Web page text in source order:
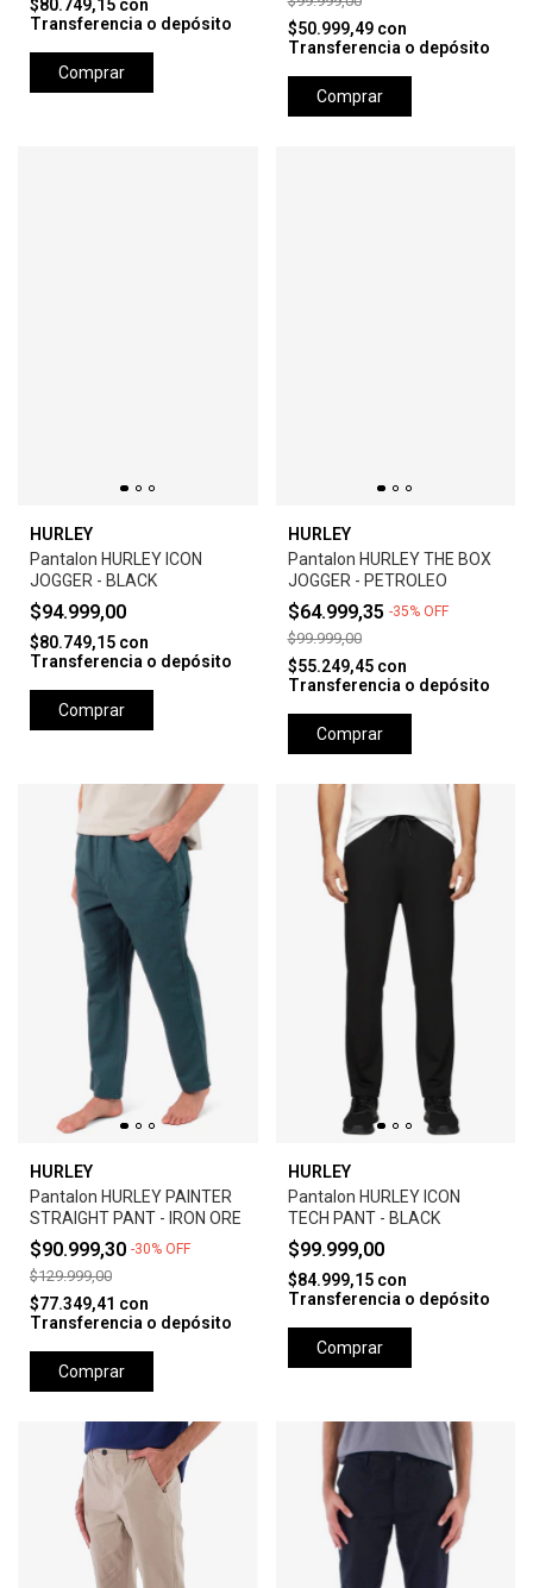
$80.749,15 con
Transferencia o depósito
Comprar
$50.999,49 con
Transferencia o depósito
Comprar
HURLEY
Pantalon HURLEY ICON
JOGGER - BLACK
$94.999,00
$80.749,15 con
Transferencia o depósito
Comprar
HURLEY
Pantalon HURLEY THE BOX
JOGGER - PETROLEO
$64.999,35 -35% OFF
$99.999,00
$55.249,45 con
Transferencia o depósito
Comprar
HURLEY
Pantalon HURLEY PAINTER
STRAIGHT PANT - IRON ORE
$90.999,30 -30% OFF
$129.999,00
$77.349,41 con
Transferencia o depósito
Comprar
HURLEY
Pantalon HURLEY ICON
TECH PANT - BLACK
$99.999,00
$84.999,15 con
Transferencia o depósito
Comprar